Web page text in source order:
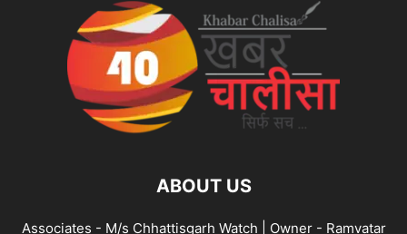
ABOUT US
Associates - M/s Chhattisgarh Watch | Owner - Ramvatar